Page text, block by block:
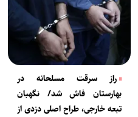
راز سرقت مسلحانه در
بهارستان فاش شد/ نگهبان
تبعه خارجی، طراح اصلی دزدی از